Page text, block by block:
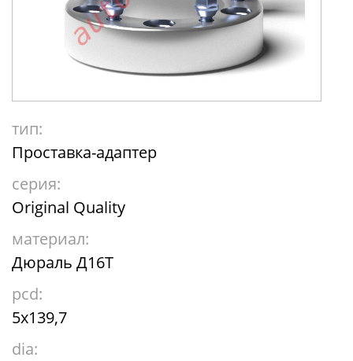
тип:
Проставка-адаптер
серия:
Original Quality
материал:
Дюраль Д16Т
pcd:
5x139,7
dia: